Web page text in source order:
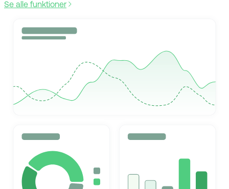
Se alle funktioner